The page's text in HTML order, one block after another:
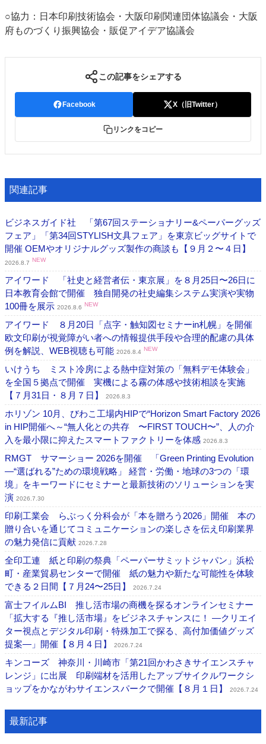
○協力：日本印刷技術協会・大阪印刷関連団体協議会・大阪
府ものづくり振興協会・販促アイデア協議会
この記事をシェアする
Facebook X（旧Twitter）
リンクをコピー
関連記事
ビジネスガイド社 「第67回ステーショナリー&ペーパーグッズ
フェア」「第34回STYLISH文具フェア」を東京ビッグサイトで
開催 OEMやオリジナルグッズ製作の商談も【９月２〜４日】
2026.8.7 NEW
アイワード 「社史と経営者伝・東京展」を８月25日〜26日に
日本教育会館で開催 独自開発の社史編集システム実演や実物
100冊を展示 2026.8.6 NEW
アイワード ８月20日「点字・触知図セミナーin札幌」を開催
欧文印刷が視覚障がい者への情報提供手段や合理的配慮の具体
例を解説、WEB視聴も可能 2026.8.4 NEW
いけうち ミスト冷房による熱中症対策の「無料デモ体験会」
を全国５拠点で開催 実機による霧の体感や技術相談を実施
【７月31日・８月７日】
2026.8.3
ホリゾン 10月、びわこ工場内HIPで“Horizon Smart Factory 2026
in HIP開催へ～“無人化との共存 〜FIRST TOUCH〜”、人の介
入を最小限に抑えたスマートファクトリーを体感 2026.8.3
RMGT サマーショー 2026を開催 「Green Printing Evolution
―“選ばれる”ための環境戦略」 経営・労働・地球の3つの「環
境」をキーワードにセミナーと最新技術のソリューションを実
演 2026.7.30
印刷工業会 らぶっく分科会が「本を贈ろう2026」開催 本の
贈り合いを通じてコミュニケーションの楽しさを伝え印刷業界
の魅力発信に貢献 2026.7.28
全印工連 紙と印刷の祭典「ペーパーサミットジャパン」浜松
町・産業貿易センターで開催 紙の魅力や新たな可能性を体験
できる２日間【７月24〜25日】
2026.7.24
富士フイルムBI 推し活市場の商機を探るオンラインセミナー
「拡大する『推し活市場』をビジネスチャンスに！ ―クリエイ
ター視点とデジタル印刷・特殊加工で探る、高付加価値グッズ
提案―」開催【８月４日】
2026.7.24
キンコーズ 神奈川・川崎市「第21回かわさきサイエンスチャ
レンジ」に出展 印刷端材を活用したアップサイクルワークシ
ョップをかながわサイエンスパークで開催【８月１日】
2026.7.24
最新記事